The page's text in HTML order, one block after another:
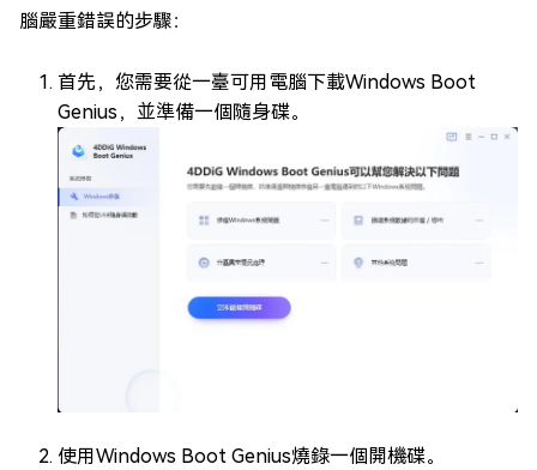
腦嚴重錯誤的步驟：
首先，您需要從一臺可用電腦下載Windows Boot
Genius，並準備一個隨身碟。
使用Windows Boot Genius燒錄一個開機碟。